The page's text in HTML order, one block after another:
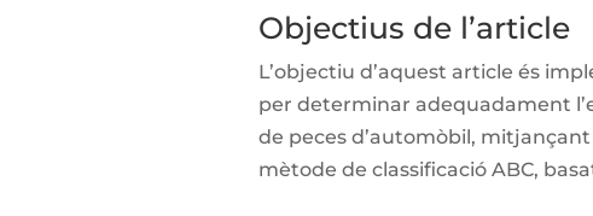
Objectius de l’article
L’objectiu d’aquest article és
per determinar adequadament
de peces d’automòbil, mitjançant
mètode de classificació ABC,